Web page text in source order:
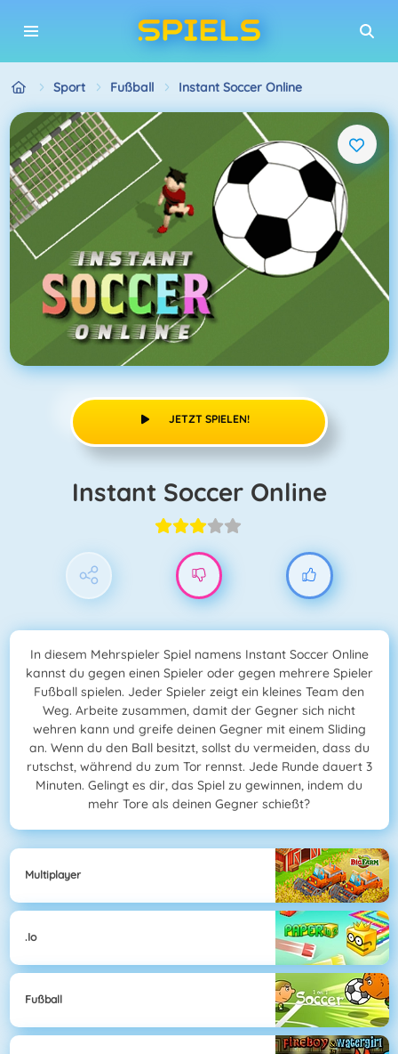
Sport Fußball Instant Soccer Online
JETZT SPIELEN!
Instant Soccer Online
In diesem Mehrspieler Spiel namens Instant Soccer Online
kannst du gegen einen Spieler oder gegen mehrere Spieler
Fußball spielen. Jeder Spieler zeigt ein kleines Team den
Weg. Arbeite zusammen, damit der Gegner sich nicht
wehren kann und greife deinen Gegner mit einem Sliding
an. Wenn du den Ball besitzt, sollst du vermeiden, dass du
rutschst, während du zum Tor rennst. Jede Runde dauert 3
Minuten. Gelingt es dir, das Spiel zu gewinnen, indem du
mehr Tore als deinen Gegner schießt?
Multiplayer
.io
Fußball